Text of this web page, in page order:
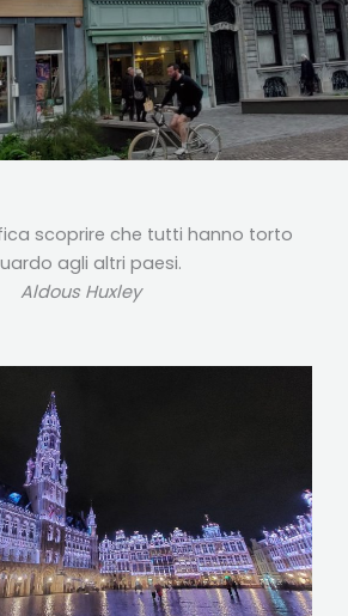
scoprire che tutti hanno torto
agli altri paesi.
Aldous Huxley